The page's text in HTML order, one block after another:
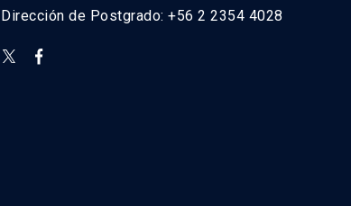
Dirección de Postgrado: +56 2 2354 4028